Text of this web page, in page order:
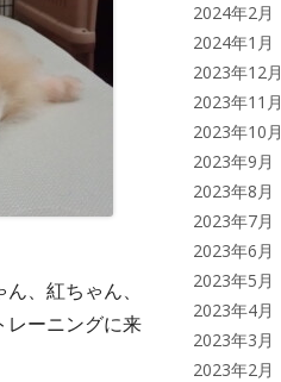
、紅ちゃん、
レーニングに来
2024年2月
2024年1月
2023年12月
2023年11月
2023年10月
2023年9月
2023年8月
2023年7月
2023年6月
2023年5月
2023年4月
2023年3月
2023年2月